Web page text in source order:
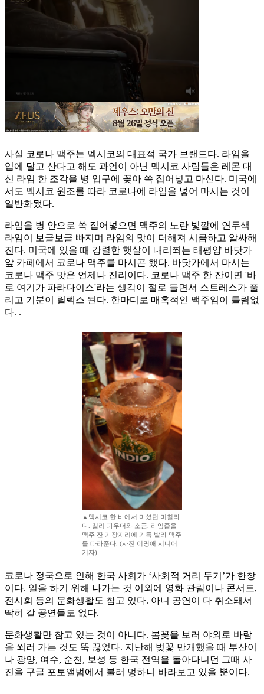
사실 코로나 맥주는 멕시코의 대표적 국가 브랜드다. 라임을
입에 달고 산다고 해도 과언이 아닌 멕시코 사람들은 레몬 대
신 라임 한 조각을 병 입구에 꽂아 쏙 집어넣고 마신다. 미국에
서도 멕시코 원조를 따라 코로나에 라임을 넣어 마시는 것이
일반화됐다.
라임을 병 안으로 쏙 집어넣으면 맥주의 노란 빛깔에 연두색
라임이 보글보글 빠지며 라임의 맛이 더해져 시큼하고 알싸해
진다. 미국에 있을 때 강렬한 햇살이 내리쬐는 태평양 바닷가
앞 카페에서 코로나 맥주를 마시곤 했다. 바닷가에서 마시는
코로나 맥주 맛은 언제나 진리이다. 코로나 맥주 한 잔이면 '바
로 여기가 파라다이스'라는 생각이 절로 들면서 스트레스가 풀
리고 기분이 릴렉스 된다. 한마디로 매혹적인 맥주임이 틀림없
다. .
▲멕시코 한 바에서 마셨던 미칠라
다. 칠리 파우더와 소금, 라임즙을
맥주 잔 가장자리에 가득 발라 맥주
를 따라준다. (사진 이명애 시니어
기자)
코로나 정국으로 인해 한국 사회가 ‘사회적 거리 두기’가 한창
이다. 일을 하기 위해 나가는 것 이외에 영화 관람이나 콘서트,
전시회 등의 문화생활도 참고 있다. 아니 공연이 다 취소돼서
딱히 갈 공연들도 없다.
문화생활만 참고 있는 것이 아니다. 봄꽃을 보러 야외로 바람
을 쐬러 가는 것도 뚝 끊었다. 지난해 벚꽃 만개했을 때 부산이
나 광양, 여수, 순천, 보성 등 한국 전역을 돌아다니던 그때 사
진을 구글 포토앨범에서 불러 멍하니 바라보고 있을 뿐이다.